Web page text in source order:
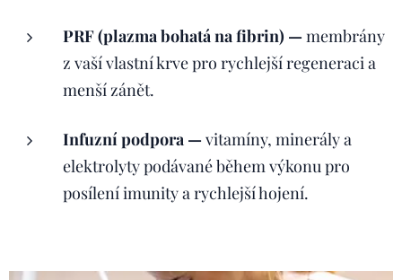
PRF (plazma bohatá na fibrin) —membrány
z vaší vlastní krve pro rychlejší regeneraci a
menší zánět.
Infuzní podpora —vitamíny, minerály a
elektrolyty podávané během výkonu pro
posílení imunity a rychlejší hojení.